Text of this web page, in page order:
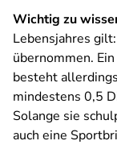
Wichtig zu
Lebensjahres
übernommen.
besteht
mindestens 0,5
Solange sie
auch eine